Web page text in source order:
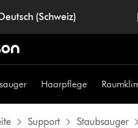
(Schweiz)
Haarpflege
Support Staubsauger